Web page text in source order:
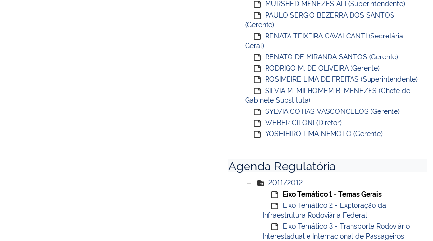
MURSHED MENEZES ALI (Superintendente)
PAULO SERGIO BEZERRA DOS SANTOS
(Gerente)
RENATA TEIXEIRA CAVALCANTI (Secretária
Geral)
RENATO DE MIRANDA SANTOS (Gerente)
RODRIGO M. DE OLIVEIRA (Gerente)
ROSIMEIRE LIMA DE FREITAS (Superintendente)
SILVIA M. MILHOMEM B. MENEZES (Chefe de
Gabinete Substituta)
SYLVIA COTIAS VASCONCELOS (Gerente)
WEBER CILONI (Diretor)
YOSHIHIRO LIMA NEMOTO (Gerente)
Agenda Regulatória
2011/2012
Eixo Temático 1 - Temas Gerais
Eixo Temático 2 - Exploração da
Infraestrutura Rodoviária Federal
Eixo Temático 3 - Transporte Rodoviário
Interestadual e Internacional de Passageiros